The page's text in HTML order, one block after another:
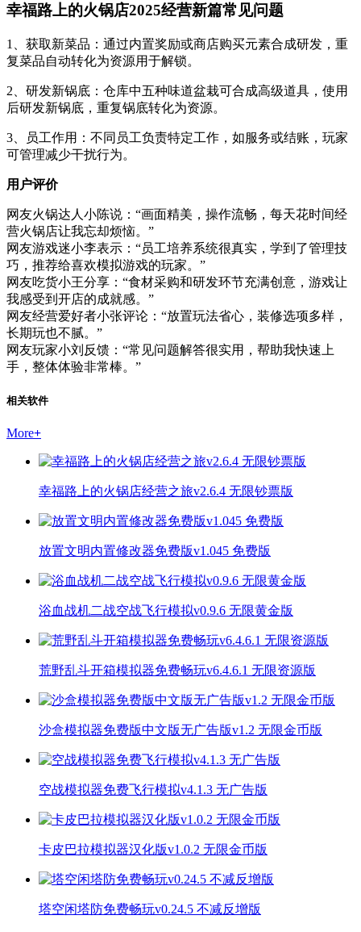
幸福路上的火锅店2025经营新篇常见问题
1、获取新菜品：通过内置奖励或商店购买元素合成研发，重
复菜品自动转化为资源用于解锁。
2、研发新锅底：仓库中五种味道盆栽可合成高级道具，使用
后研发新锅底，重复锅底转化为资源。
3、员工作用：不同员工负责特定工作，如服务或结账，玩家
可管理减少干扰行为。
用户评价
网友火锅达人小陈说：“画面精美，操作流畅，每天花时间经
营火锅店让我忘却烦恼。”
网友游戏迷小李表示：“员工培养系统很真实，学到了管理技
巧，推荐给喜欢模拟游戏的玩家。”
网友吃货小王分享：“食材采购和研发环节充满创意，游戏让
我感受到开店的成就感。”
网友经营爱好者小张评论：“放置玩法省心，装修选项多样，
长期玩也不腻。”
网友玩家小刘反馈：“常见问题解答很实用，帮助我快速上
手，整体体验非常棒。”
相关软件
More+
幸福路上的火锅店经营之旅v2.6.4 无限钞票版
放置文明内置修改器免费版v1.045 免费版
浴血战机二战空战飞行模拟v0.9.6 无限黄金版
荒野乱斗开箱模拟器免费畅玩v6.4.6.1 无限资源版
沙盒模拟器免费版中文版无广告版v1.2 无限金币版
空战模拟器免费飞行模拟v4.1.3 无广告版
卡皮巴拉模拟器汉化版v1.0.2 无限金币版
塔空闲塔防免费畅玩v0.24.5 不减反增版